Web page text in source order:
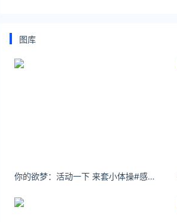
图库
你的欲梦：活动一下 来套小体操#感觉至上